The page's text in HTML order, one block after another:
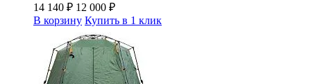
14 140 ₽ 12 000 ₽
В корзину Купить в 1 клик